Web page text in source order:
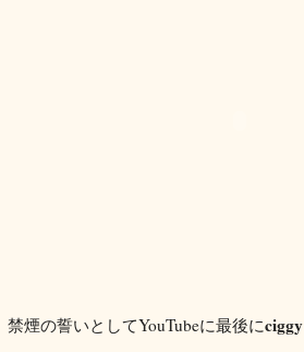
禁煙の誓いとしてYouTubeに最後にciggy